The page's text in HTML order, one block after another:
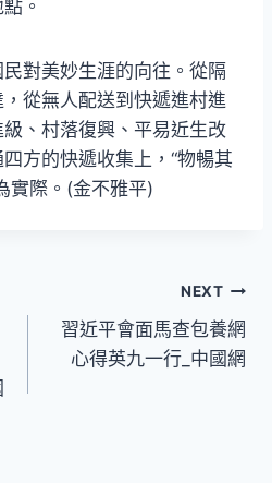
。
對美妙生涯的向往。從隔
從無人配送到快遞進村進
、村落復興、平易近生改
方的快遞收集上，“物暢其
實際。(金不雅平)
NEXT
習近平會面馬查包養網
心得英九一行_中國網